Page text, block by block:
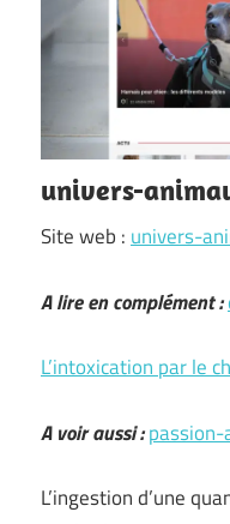
univers-
Site web : univers-
A lire en complément :
L’intoxication par le
A voir aussi :
L’ingestion d’une